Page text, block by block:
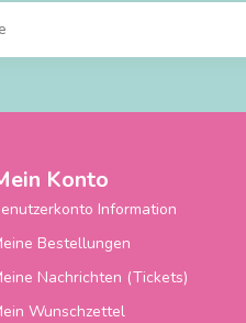
Konto
Information
Bestellungen
Nachrichten (Tickets)
Wunschzettel